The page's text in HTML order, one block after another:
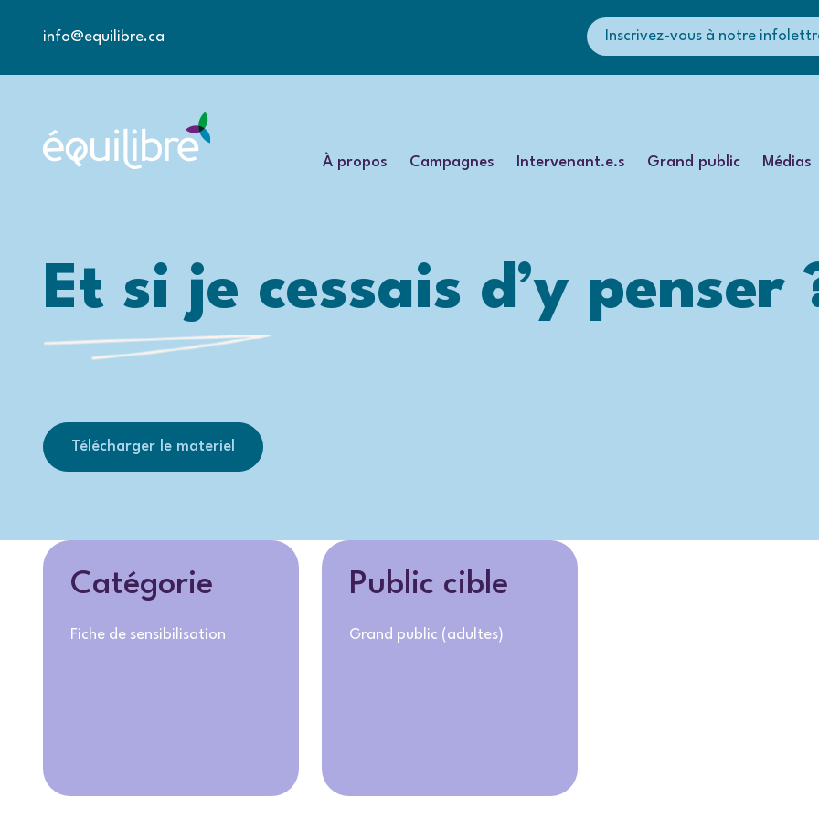
info@equilibre.ca Inscrivez-vous à notre
À propos Campagnes Intervenant.e.s Grand public Médias
Et si je cessais d’y penser
Télécharger le materiel
Catégorie
Fiche de sensibilisation
Public cible
Grand public (adultes)